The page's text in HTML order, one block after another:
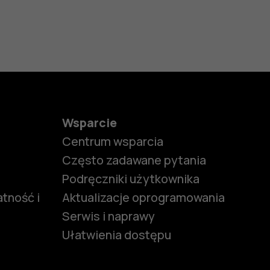
i
Wsparcie
Centrum wsparcia
Często zadawane pytania
Podręczniki użytkownika
Aktualizacje oprogramowania
Serwis i naprawy
Ułatwienia dostępu